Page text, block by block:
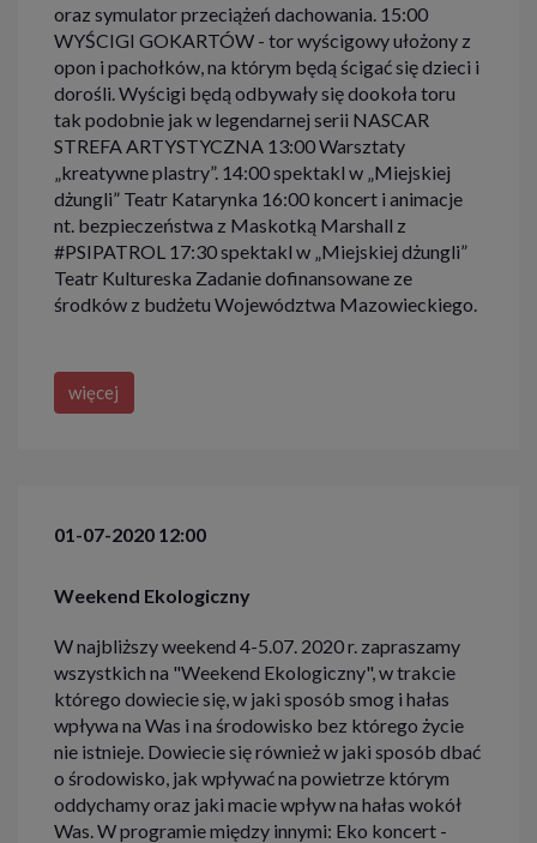
oraz symulator przeciążeń dachowania. 15:00
WYŚCIGI GOKARTÓW - tor wyścigowy ułożony z
opon i pachołków, na którym będą ścigać się dzieci i
dorośli. Wyścigi będą odbywały się dookoła toru
tak podobnie jak w legendarnej serii NASCAR
STREFA ARTYSTYCZNA 13:00 Warsztaty
„kreatywne plastry”. 14:00 spektakl w „Miejskiej
dżungli” Teatr Katarynka 16:00 koncert i animacje
nt. bezpieczeństwa z Maskotką Marshall z
#PSIPATROL 17:30 spektakl w „Miejskiej dżungli”
Teatr Kultureska Zadanie dofinansowane ze
środków z budżetu Województwa Mazowieckiego.
więcej
01-07-2020 12:00
Weekend Ekologiczny
W najbliższy weekend 4-5.07. 2020 r. zapraszamy
wszystkich na "Weekend Ekologiczny", w trakcie
którego dowiecie się, w jaki sposób smog i hałas
wpływa na Was i na środowisko bez którego życie
nie istnieje. Dowiecie się również w jaki sposób dbać
o środowisko, jak wpływać na powietrze którym
oddychamy oraz jaki macie wpływ na hałas wokół
Was. W programie między innymi: Eko koncert -